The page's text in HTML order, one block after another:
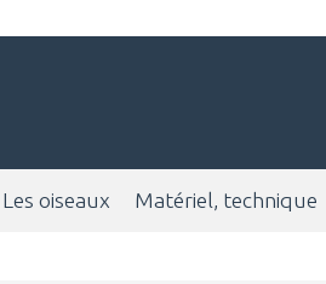
Les oiseaux Matériel, technique